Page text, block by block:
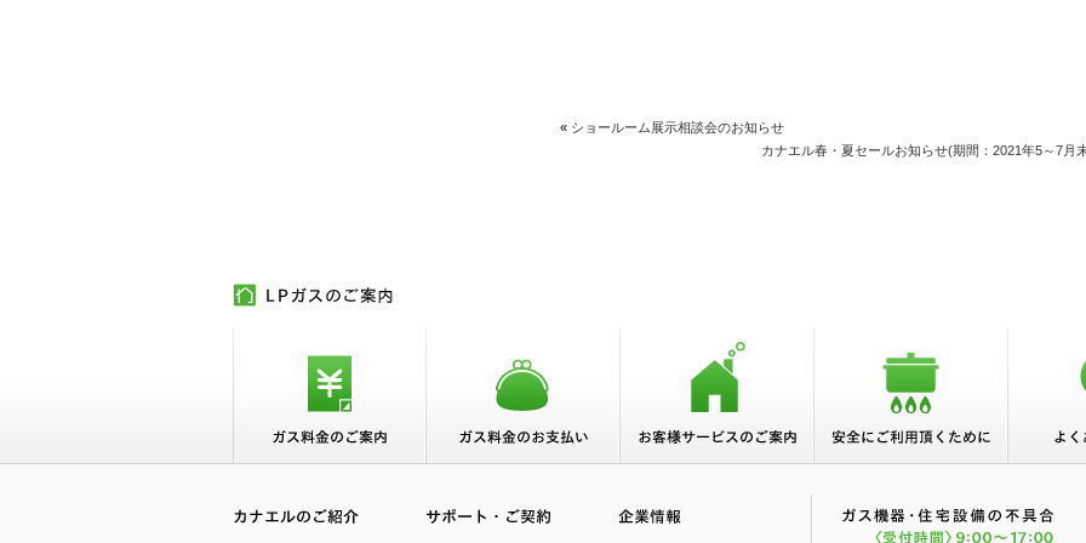
« ショールーム展示相談会のお知らせ
カナエル春・夏セールお知らせ(期間：2021年5～7月